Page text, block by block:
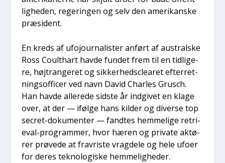
lig­he­den, rege­rin­gen og selv den ame­ri­kan­ske
præ­si­dent.
En kreds af ufo­jour­na­li­ster anført af austral­ske
Ross Coult­hart hav­de fun­det frem til en tid­li­ge­
re, højtran­ge­ret og sik­ker­heds­clea­ret efter­ret­
nings­of­fi­cer ved navn David Char­les Grusch.
Han hav­de alle­re­de sid­ste år ind­gi­vet en kla­ge
over, at der — iføl­ge hans kil­der og diver­se top
secret-doku­men­ter — fand­tes hem­me­li­ge retri­
e­val-pro­gram­mer, hvor hæren og pri­va­te aktø­
rer prø­ve­de at fravri­ste vrag­de­le og hele ufo­er
for deres tek­no­lo­gi­ske hem­me­lig­he­der.